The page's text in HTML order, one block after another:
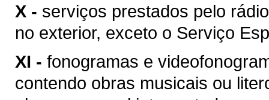
X - serviços prestados pelo
no exterior, exceto o Serviço
XI - fonogramas e
contendo obras musicais ou